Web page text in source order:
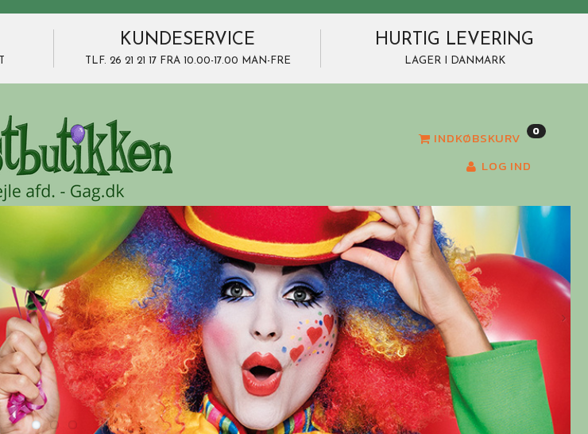
KUNDESERVICE
TLF. 26 21 21 17 FRA 10.00-17.00 MAN-FRE
HURTIG LEVERING
LAGER I DANMARK
INDKØBSKURV 0
LOG IND